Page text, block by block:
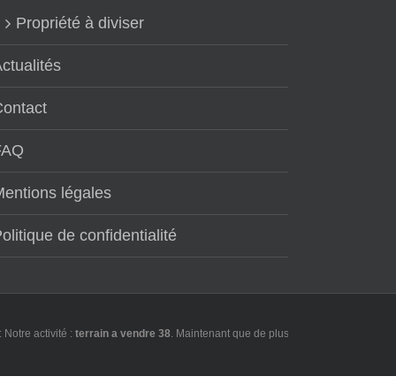
Propriété à diviser
légales
de confidentialité
activité :terrain a vendre 38. Maintenant que de plus en plus d'utilisateurs font